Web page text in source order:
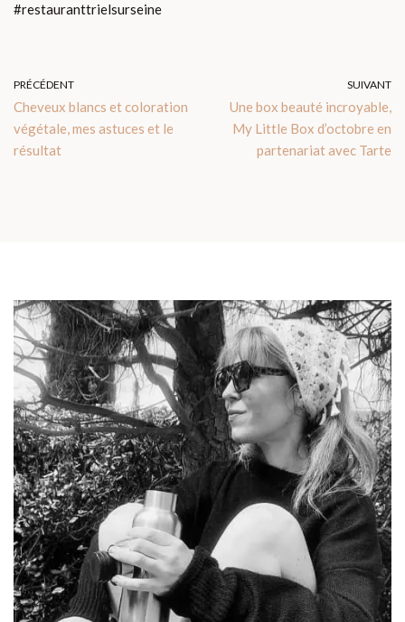
#restauranttrielsurseine
PRÉCÉDENT
Cheveux blancs et coloration
végétale, mes astuces et le
résultat
SUIVANT
Une box beauté incroyable,
My Little Box d’octobre en
partenariat avec Tarte